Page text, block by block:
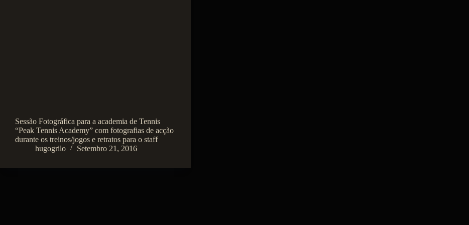
Sessão Fotográfica para a academia de Tennis
“Peak Tennis Academy” com fotografias de acção
durante os treinos/jogos e retratos para o staff
hugogrilo
Setembro 21, 2016